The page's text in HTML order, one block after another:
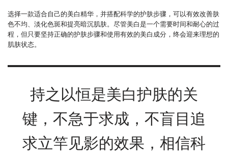
选择一款适合自己的美白精华，并搭配科学的护肤步骤，可以有效改善肤
色不均、淡化色斑和提亮暗沉肌肤。尽管美白是一个需要时间和耐心的过
程，但只要坚持正确的护肤步骤和使用有效的美白成分，终会迎来理想的
肌肤状态。
持之以恒是美白护肤的关
键，不急于求成，不盲目追
求立竿见影的效果，相信科